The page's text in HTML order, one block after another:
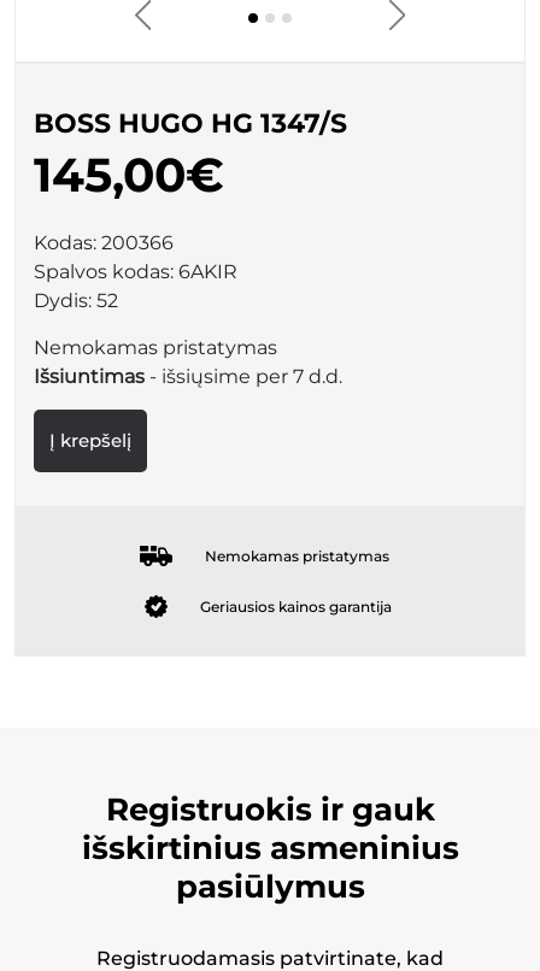
BOSS HUGO HG 1347/S
145,00€
Kodas: 200366
Spalvos kodas: 6AKIR
Dydis: 52
Nemokamas pristatymas
Išsiuntimas - išsiųsime per 7 d.d.
Į krepšelį
Nemokamas pristatymas
Geriausios kainos garantija
Registruokis ir gauk
išskirtinius asmeninius
pasiūlymus
Registruodamasis patvirtinate, kad